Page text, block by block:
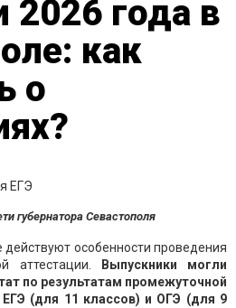
2026 года в
как
о
губернатора Севастополя
действуют особенности проведения
аттестации.
Выпускники могли
по результатам промежуточной
ЕГЭ (для 11 классов) и ОГЭ (для 9